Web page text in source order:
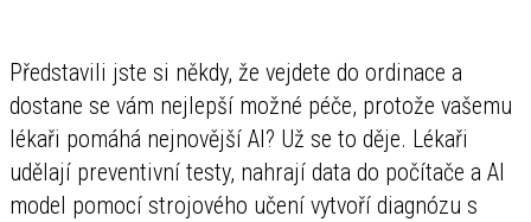
Představili jste si někdy, že vejdete do ordinace a
dostane se vám nejlepší možné péče, protože vašemu
lékaři pomáhá nejnovější AI? Už se to děje. Lékaři
udělají preventivní testy, nahrají data do počítače a AI
model pomocí strojového učení vytvoří diagnózu s